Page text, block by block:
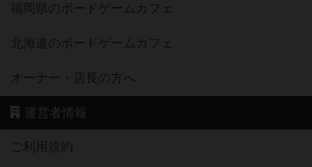
福岡県のボードゲームカフェ
北海道のボードゲームカフェ
オーナー・店長の方へ
運営者情報
ご利用規約